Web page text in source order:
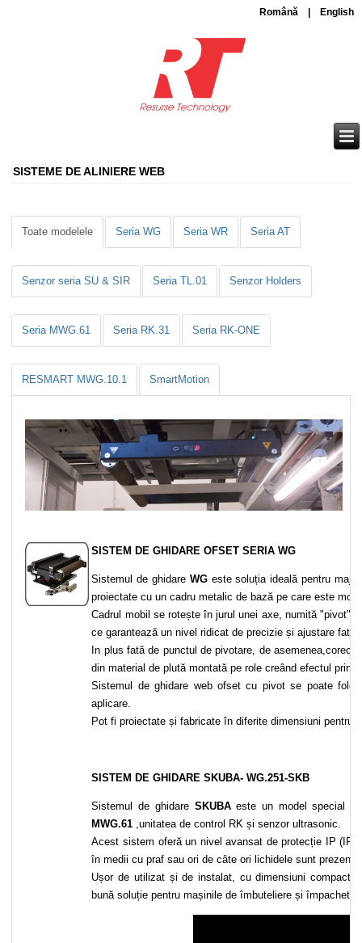
Română | English
SISTEME DE ALINIERE WEB
Toate modelele Seria WG Seria WR Seria AT
Senzor seria SU & SIR Seria TL.01 Senzor Holders
Seria MWG.61 Seria RK.31 Seria RK-ONE
RESMART MWG.10.1 SmartMotion
SISTEM DE GHIDARE OFSET SERIA WG
Sistemul de ghidare WGeste soluția ideală pentru
proiectate cu un cadru metalic de bază pe care este
Cadrul mobil se rotește în jurul unei axe, numită "pivot".
ce garantează un nivel ridicat de precizie și ajustare fată
In plus fată de punctul de pivotare, de
din material de plută montată pe role creând efectul
Sistemul de ghidare web ofset cu pivot se poate
aplicare.
Pot fi proiectate și fabricate în diferite dimensiuni pentru
SISTEM DE GHIDARE SKUBA- WG.251-SKB
Sistemul de ghidare SKUBAeste un model special
MWG.61 ,unitatea de control RK și senzor ultrasonic.
Acest sistem oferă un nivel avansat de protecție IP
în medii cu praf sau ori de câte ori lichidele sunt
Ușor de utilizat și de instalat, cu dimensiuni
bună soluție pentru mașinile de îmbuteliere și